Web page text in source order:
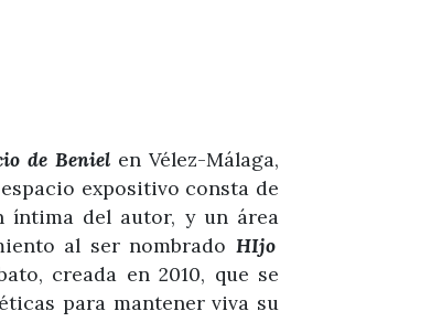
de Beniel en Vélez-Málaga,
expositivo consta de
íntima del autor, y un área
al ser nombrado HIjo
creada en 2010, que se
para mantener viva su